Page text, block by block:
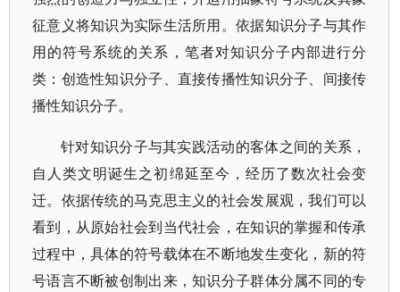
征意义将知识为实际生活所用。依据知识分子与其作
用的符号系统的关系，笔者对知识分子内部进行分
类：创造性知识分子、直接传播性知识分子、间接传
播性知识分子。
针对知识分子与其实践活动的客体之间的关系，
自人类文明诞生之初绵延至今，经历了数次社会变
迁。依据传统的马克思主义的社会发展观，我们可以
看到，从原始社会到当代社会，在知识的掌握和传承
过程中，具体的符号载体在不断地发生变化，新的符
号语言不断被创制出来，知识分子群体分属不同的专